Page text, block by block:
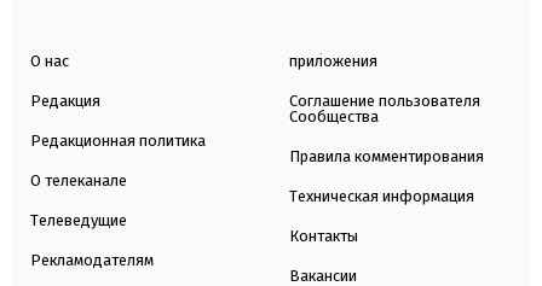
О нас
Редакция
Редакционная политика
О телеканале
Телеведущие
Рекламодателям
приложения
Соглашение пользователя
Сообщества
Правила комментирования
Техническая информация
Контакты
Вакансии